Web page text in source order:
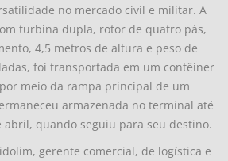
no mercado civil e militar. A
turbina dupla, rotor de quatro pás,
4,5 metros de altura e peso de
foi transportada em um contêiner
meio da rampa principal de um
armazenada no terminal até
quando seguiu para seu destino.
gerente comercial, de logística e